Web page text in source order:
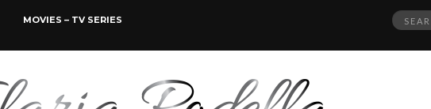
MOVIES – TV SERIES
Search